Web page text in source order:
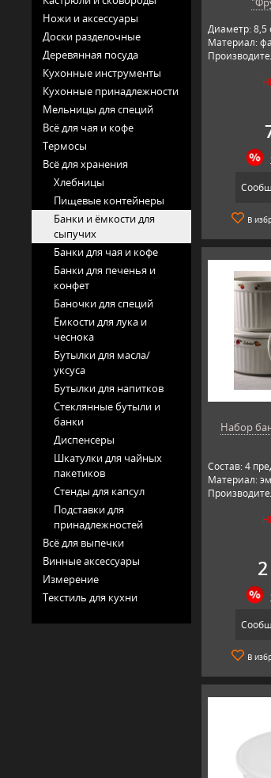
Ножи и аксессуары
Доски разделочные
Деревянная посуда
Кухонные инструменты
Кухонные принадлежности
Мельницы для специй
Всё для чая и кофе
Термосы
Всё для хранения
Хлебницы
Пищевые контейнеры
Банки и ёмкости для
сыпучих
Банки для чая и кофе
Банки для печенья и
конфет
Баночки для специй
Ёмкости для лука и
чеснока
Бутылки для масла/
уксуса
Бутылки для напитков
Стеклянные бутыли и
банки
Диспенсеры
Шкатулки для чайных
пакетиков
Стенды для капсул
Подставки для
принадлежностей
Всё для выпечки
Винные аксессуары
Измерение
Текстиль для кухни
Диаметр: 8,5
Материал:
В
Набор
Состав: 4
Материал:
В